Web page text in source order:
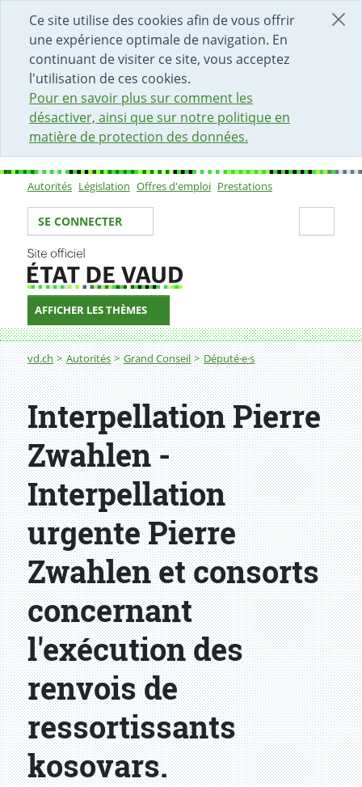
Ce site utilise des cookies afin de vous offrir
une expérience optimale de navigation. En
continuant de visiter ce site, vous acceptez
l'utilisation de ces cookies.
Pour en savoir plus sur comment les
désactiver, ainsi que sur notre politique en
matière de protection des données.
DÉBUT DU CONTENU DE LA PAGE
ACCÈS AU CHAMP DE RECHERCHE
PAGE D'ACCUEIL
FORMULAIRE DE CONTACT
Sous-navigation
Autorités Législation Offres d'emploi Prestations
Votre identité
SE CONNECTER
AFFICHER LES THÈMES
Fil d'Ariane
vd.ch Autorités Grand Conseil Député·e·s
Interpellation Pierre
Zwahlen -
Interpellation
urgente Pierre
Zwahlen et consorts
concernant
l'exécution des
renvois de
ressortissants
kosovars.